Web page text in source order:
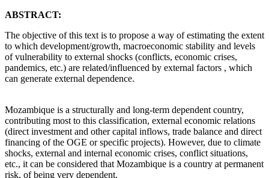
ABSTRACT:
The objective of this text is to propose a way of estimating the extent
to which development/growth, macroeconomic stability and levels
of vulnerability to external shocks (conflicts, economic crises,
pandemics, etc.) are related/influenced by external factors , which
can generate external dependence.
Mozambique is a structurally and long-term dependent country,
contributing most to this classification, external economic relations
(direct investment and other capital inflows, trade balance and direct
financing of the OGE or specific projects). However, due to climate
shocks, external and internal economic crises, conflict situations,
etc., it can be considered that Mozambique is a country at permanent
risk, of being very dependent.